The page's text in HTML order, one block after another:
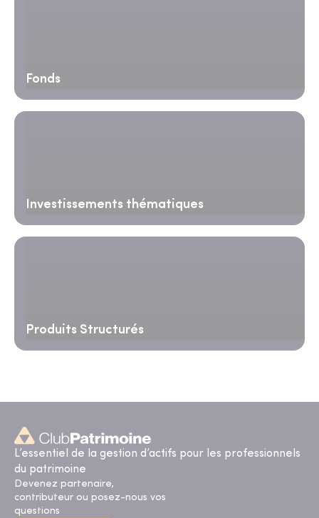
Fonds
Investissements thématiques
Produits Structurés
L’essentiel de la gestion d’actifs pour les professionnels
du patrimoine
Devenez partenaire,
contributeur ou posez-nous vos
questions